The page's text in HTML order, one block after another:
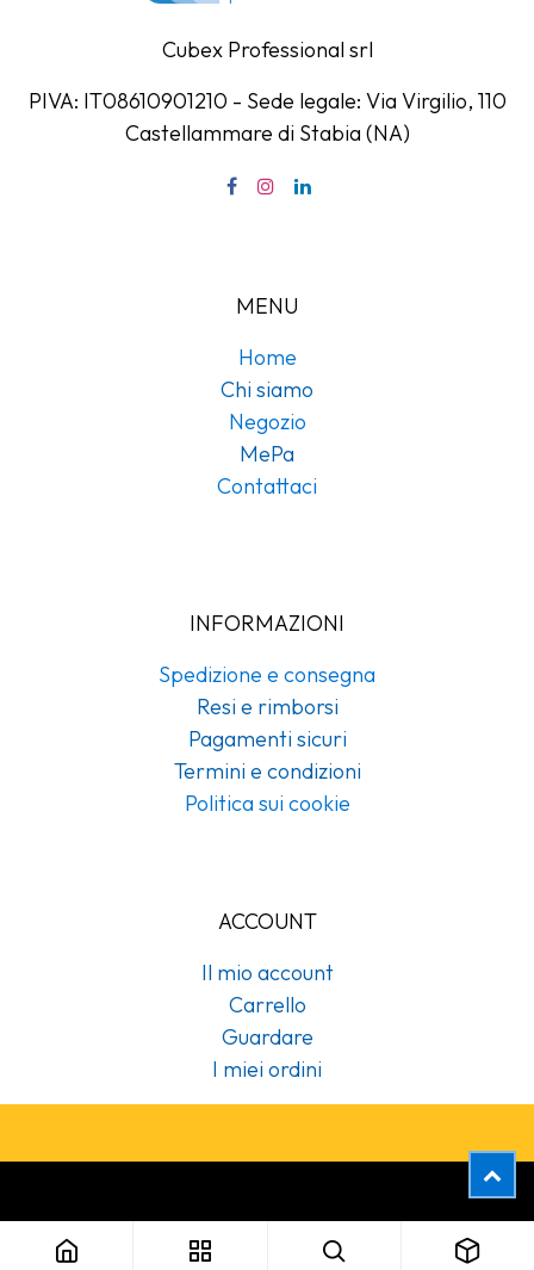
Cubex Professional srl
PIVA: IT08610901210 - Sede legale: Via Virgilio, 110
Castellammare di Stabia (NA)
MENU
Home
Chi siamo
Negozio
MePa
Contattaci
INFORMAZIONI
Spedizione e consegna
Resi e rimborsi
Pagamenti sicuri
Termini e condizioni
Politica sui cookie
ACCOUNT
Il mio account
Carrello
Guardare
I miei ordini